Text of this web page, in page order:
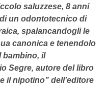
saluzzese, 8 anni
un odontotecnico di
spalancandogli le
canonica e tenendolo
bambino, il
Segre, autore del libro
il nipotino” dell’editore